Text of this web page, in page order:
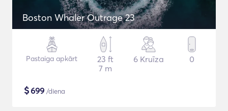
Boston Whaler Outrage 23
Pastaiga apkārt
23 ft
7 m
6 Kruīza 0
$699 /diena